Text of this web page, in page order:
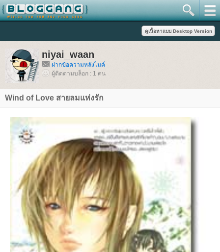
niyai_waan
ฝากข้อความหลังไมค์
ผู้ติดตามบล็อก : 1 คน
Wind of Love สายลมแห่งรัก